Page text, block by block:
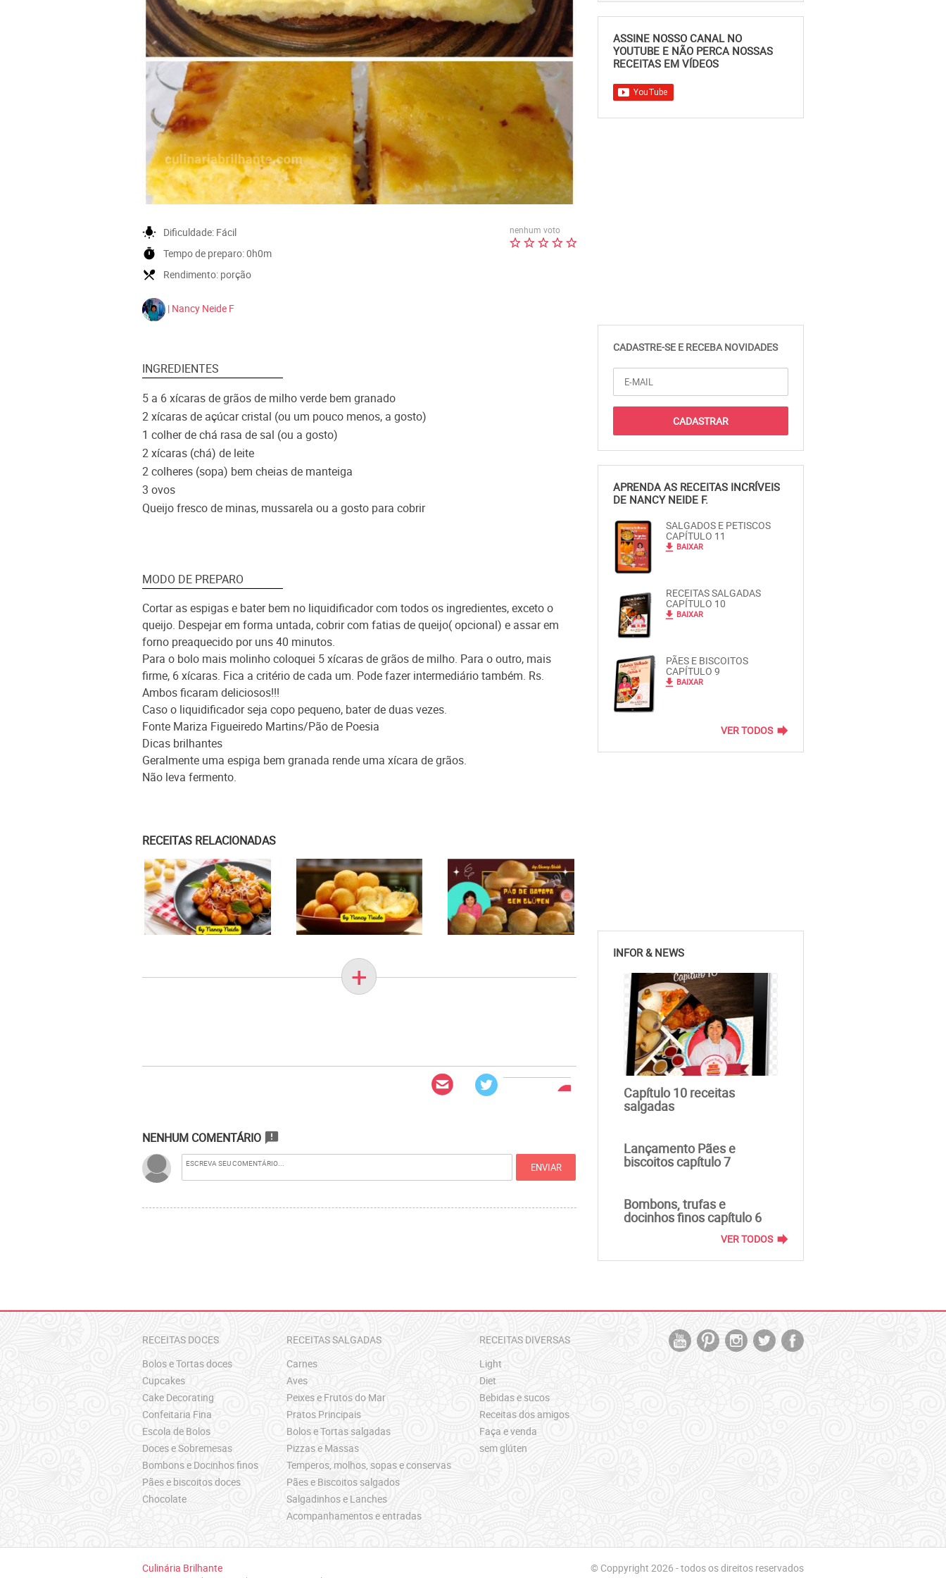
nenhum voto
wb_incandescent Dificuldade: Fácil
timer Tempo de preparo:0h0m
local_dining Rendimento: porção
| Nancy Neide F
INGREDIENTES
5 a 6 xícaras de grãos de milho verde bem granado
2 xícaras de açúcar cristal (ou um pouco menos, a gosto)
1 colher de chá rasa de sal (ou a gosto)
2 xícaras (chá) de leite
2 colheres (sopa) bem cheias de manteiga
3 ovos
Queijo fresco de minas, mussarela ou a gosto para cobrir
MODO DE PREPARO
Cortar as espigas e bater bem no liquidificador com todos os ingredientes, exceto o
queijo. Despejar em forma untada, cobrir com fatias de queijo( opcional) e assar em
forno preaquecido por uns 40 minutos.
Para o bolo mais molinho coloquei 5 xícaras de grãos de milho. Para o outro, mais
firme, 6 xícaras. Fica a critério de cada um. Pode fazer intermediário também. Rs.
Ambos ficaram deliciosos!!!
Caso o liquidificador seja copo pequeno, bater de duas vezes.
Fonte Mariza Figueiredo Martins/Pão de Poesia
Dicas brilhantes
Geralmente uma espiga bem granada rende uma xícara de grãos.
Não leva fermento.
RECEITAS RELACIONADAS
+
NENHUM COMENTÁRIO announcement
ASSINE NOSSO CANAL NO
YOUTUBE E NÃO PERCA NOSSAS
RECEITAS EM VÍDEOS
CADASTRE-SE E RECEBA NOVIDADES
APRENDA AS RECEITAS INCRÍVEIS
DE NANCY NEIDE F.
SALGADOS E PETISCOS
CAPÍTULO 11
file_download BAIXAR
RECEITAS SALGADAS
CAPÍTULO 10
file_download BAIXAR
PÃES E BISCOITOS
CAPÍTULO 9
file_download BAIXAR
VER TODOS forward
INFOR & NEWS
Capítulo 10 receitas
salgadas
Lançamento Pães e
biscoitos capítulo 7
Bombons, trufas e
docinhos finos capítulo 6
VER TODOS forward
RECEITAS DOCES
Bolos e Tortas doces
Cupcakes
Cake Decorating
Confeitaria Fina
Escola de Bolos
Doces e Sobremesas
Bombons e Docinhos finos
Pães e biscoitos doces
Chocolate
RECEITAS SALGADAS
Carnes
Aves
Peixes e Frutos do Mar
Pratos Principais
Bolos e Tortas salgadas
Pizzas e Massas
Temperos, molhos, sopas e conservas
Pães e Biscoitos salgados
Salgadinhos e Lanches
Acompanhamentos e entradas
RECEITAS DIVERSAS
Light
Diet
Bebidas e sucos
Receitas dos amigos
Faça e venda
sem glúten
Culinária Brilhante © Coppyright 2026 - todos os direitos reservados